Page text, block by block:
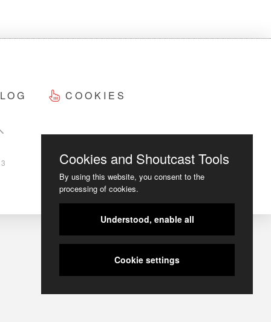
COOKIES
Cookies and Shoutcast Tools
By using this website, you consent to the
processing of cookies.
Understood, enable all
Cookie settings